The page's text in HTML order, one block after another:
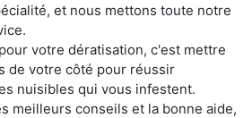
et nous mettons toute notre
votre dératisation, c'est mettre
de votre côté pour réussir
nuisibles qui vous infestent.
meilleurs conseils et la bonne aide,